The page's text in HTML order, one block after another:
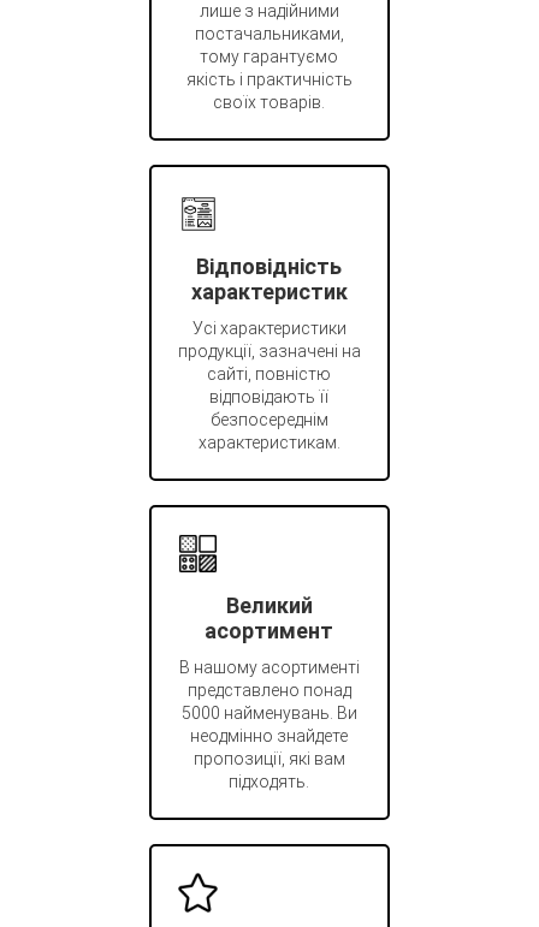
лише з надійними
постачальниками,
тому гарантуємо
якість і практичність
своїх товарів.
Відповідність
характеристик
Усі характеристики
продукції, зазначені на
сайті, повністю
відповідають її
безпосереднім
характеристикам.
Великий
асортимент
В нашому асортименті
представлено понад
5000 найменувань. Ви
неодмінно знайдете
пропозиції, які вам
підходять.